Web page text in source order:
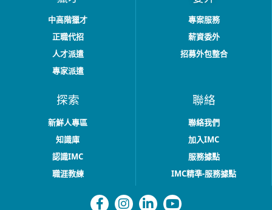
中高階獵才
正職代招
人才派遣
專家派遣
專案服務
薪資委外
招募外包整合
探索
新鮮人專區
知識庫
認識IMC
職涯教練
聯絡
聯絡我們
加入IMC
服務據點
IMC精準-服務據點